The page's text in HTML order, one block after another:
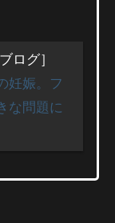
ログ］
妊娠。フ
な問題に